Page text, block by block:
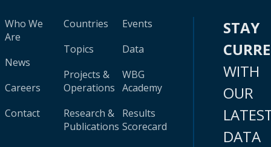
Who We
Are
News
Careers
Contact
Countries
Topics
Projects &
Operations
Research &
Publications
Events
Data
WBG
Academy
Results
Scorecard
STAY
WITH
OUR
DATA